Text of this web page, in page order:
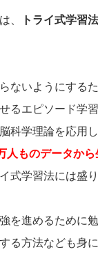
、 トライ式学習
ないようにする
るエピソード学
科学理論を応用
人ものデータか
式学習法には盛
を進めるために
る方法なども身